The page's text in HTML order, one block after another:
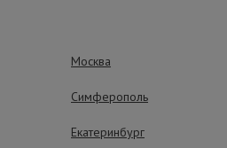
Плавное передвижение
Москва
Симферополь
Екатеринбург